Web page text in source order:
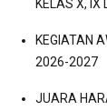
KELAS X, IX
KEGIATAN
2026-2027
JUARA